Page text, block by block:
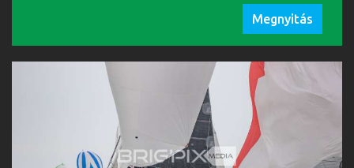
Megnyitás